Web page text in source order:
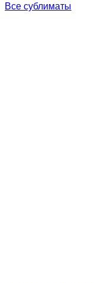
Все сублиматы